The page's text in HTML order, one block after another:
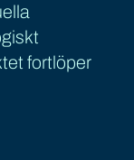
fortlöper